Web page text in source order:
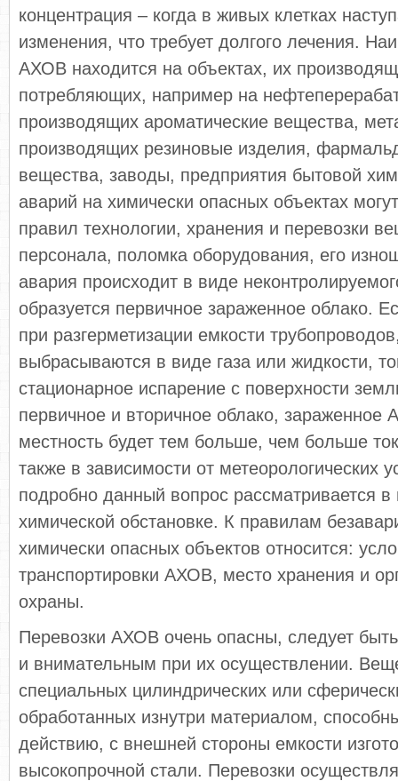
концентрация – когда в живых клетках
изменения, что требует долгого лечения.
АХОВ находится на объектах, их
потребляющих, например на
производящих ароматические вещества,
производящих резиновые изделия,
вещества, заводы, предприятия бытовой
аварий на химически опасных объектах
правил технологии, хранения и перевозки
персонала, поломка оборудования, его
авария происходит в виде
образуется первичное зараженное облако.
при разгерметизации емкости
выбрасываются в виде газа или жидкости,
стационарное испарение с поверхности
первичное и вторичное облако,
местность будет тем больше, чем больше
также в зависимости от метеорологических
подробно данный вопрос рассматривается в
химической обстановке. К правилам
химически опасных объектов относится:
транспортировки АХОВ, место хранения и
охраны.
Перевозки АХОВ очень опасны, следует
и внимательным при их осуществлении.
специальных цилиндрических или
обработанных изнутри материалом,
действию, с внешней стороны емкости
высокопрочной стали. Перевозки